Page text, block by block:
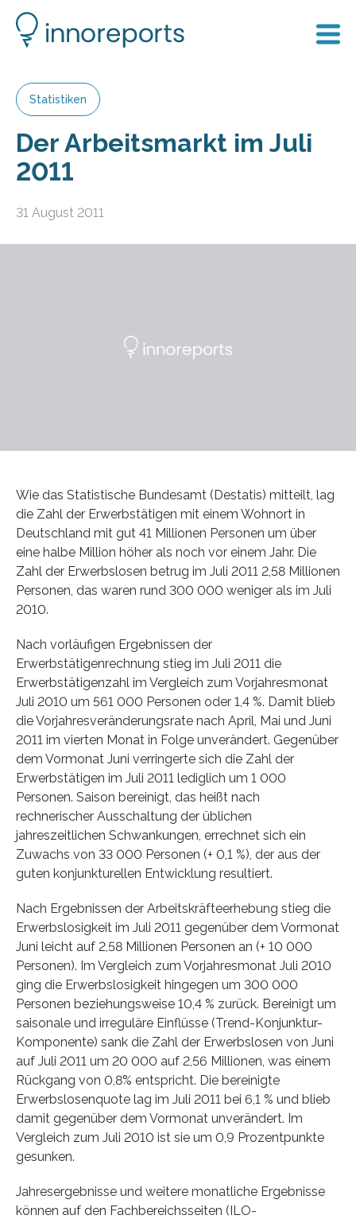
Statistiken
Der Arbeitsmarkt im Juli
2011
31 August 2011
Wie das Statistische Bundesamt (Destatis) mitteilt, lag
die Zahl der Erwerbstätigen mit einem Wohnort in
Deutschland mit gut 41 Millionen Personen um über
eine halbe Million höher als noch vor einem Jahr. Die
Zahl der Erwerbslosen betrug im Juli 2011 2,58 Millionen
Personen, das waren rund 300 000 weniger als im Juli
2010.
Nach vorläufigen Ergebnissen der
Erwerbstätigenrechnung stieg im Juli 2011 die
Erwerbstätigenzahl im Vergleich zum Vorjahresmonat
Juli 2010 um 561 000 Personen oder 1,4 %. Damit blieb
die Vorjahresveränderungsrate nach April, Mai und Juni
2011 im vierten Monat in Folge unverändert. Gegenüber
dem Vormonat Juni verringerte sich die Zahl der
Erwerbstätigen im Juli 2011 lediglich um 1 000
Personen. Saison bereinigt, das heißt nach
rechnerischer Ausschaltung der üblichen
jahreszeitlichen Schwankungen, errechnet sich ein
Zuwachs von 33 000 Personen (+ 0,1 %), der aus der
guten konjunkturellen Entwicklung resultiert.
Nach Ergebnissen der Arbeitskräfteerhebung stieg die
Erwerbslosigkeit im Juli 2011 gegenüber dem Vormonat
Juni leicht auf 2,58 Millionen Personen an (+ 10 000
Personen). Im Vergleich zum Vorjahresmonat Juli 2010
ging die Erwerbslosigkeit hingegen um 300 000
Personen beziehungsweise 10,4 % zurück. Bereinigt um
saisonale und irreguläre Einflüsse (Trend-Konjunktur-
Komponente) sank die Zahl der Erwerbslosen von Juni
auf Juli 2011 um 20 000 auf 2,56 Millionen, was einem
Rückgang von 0,8% entspricht. Die bereinigte
Erwerbslosenquote lag im Juli 2011 bei 6,1 % und blieb
damit gegenüber dem Vormonat unverändert. Im
Vergleich zum Juli 2010 ist sie um 0,9 Prozentpunkte
gesunken.
Jahresergebnisse und weitere monatliche Ergebnisse
können auf den Fachbereichsseiten (ILO-